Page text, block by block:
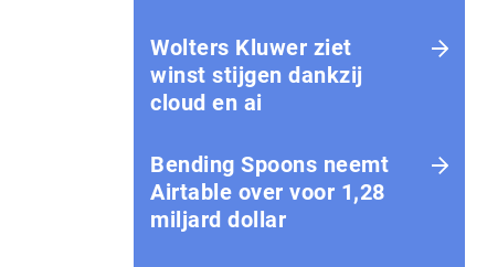
Wolters Kluwer ziet
winst stijgen dankzij
cloud en ai
Bending Spoons neemt
Airtable over voor 1,28
miljard dollar